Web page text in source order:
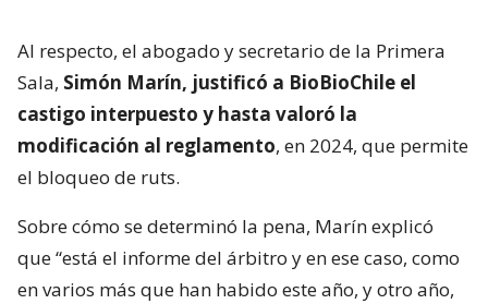
Al respecto, el abogado y secretario de la Primera
Sala, Simón Marín, justificó a BioBioChile el
castigo interpuesto y hasta valoró la
modificación al reglamento, en 2024, que permite
el bloqueo de ruts.
Sobre cómo se determinó la pena, Marín explicó
que “está el informe del árbitro y en ese caso, como
en varios más que han habido este año, y otro año,